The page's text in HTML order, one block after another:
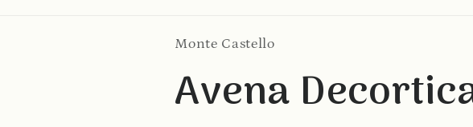
Monte Castello
Avena